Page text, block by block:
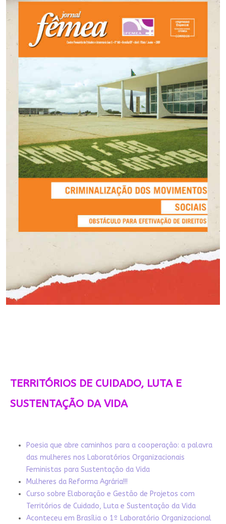
TERRITÓRIOS DE CUIDADO, LUTA E
SUSTENTAÇÃO DA VIDA
Poesia que abre caminhos para a cooperação: a palavra
das mulheres nos Laboratórios Organizacionais
Feministas para Sustentação da Vida
Mulheres da Reforma Agrária!!!
Curso sobre Elaboração e Gestão de Projetos com
Territórios de Cuidado, Luta e Sustentação da Vida
Aconteceu em Brasília o 1º Laboratório Organizacional